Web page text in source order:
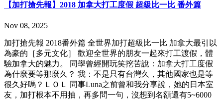
【加打搶先報】2018 加拿大打工度假 超級比一比 番外篇
Nov 08, 2025
加打搶先報 2018番外篇 全世界加打超級比一比 加拿大最引以
為豪的［多元文化］ 歡迎全世界的朋友一起來打工渡假，體
驗加拿大的魅力。 同學曾經開玩笑挖苦說：加拿大打工度假
為什麼要等那麼久？ 我：不是只有台灣久，其他國家也是等
很久好嗎？ＬＯＬ 同事Luna之前曾和我分享說，她的日本室
友，加打根本不用抽，再多問一句，沒想到名額還有5~6000